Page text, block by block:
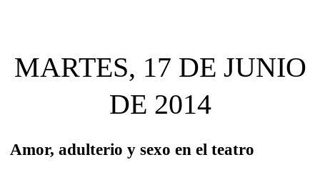
MARTES, 17 DE JUNIO
DE 2014
Amor, adulterio y sexo en el teatro